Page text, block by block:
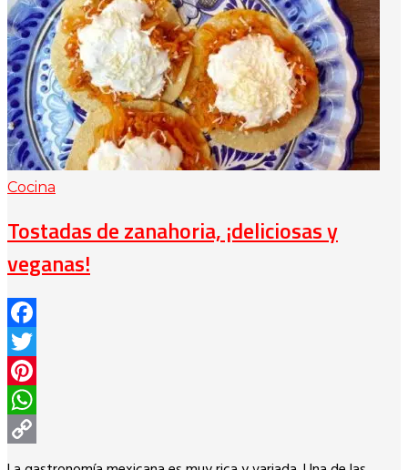
Cocina
Tostadas de zanahoria, ¡deliciosas y
veganas!
Facebook
Twitter
Pinterest
WhatsApp
Copy